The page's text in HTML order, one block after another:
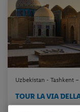
Uzbekistan - Tashkent
TOUR LA VIA